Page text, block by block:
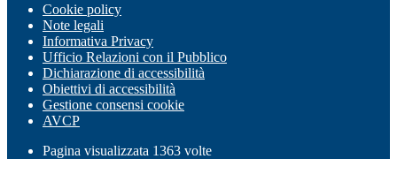
Cookie policy
Note legali
Informativa Privacy
Ufficio Relazioni con il Pubblico
Dichiarazione di accessibilità
Obiettivi di accessibilità
Gestione consensi cookie
AVCP
Pagina visualizzata 1363 volte